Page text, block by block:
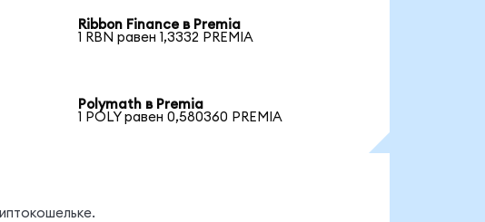
Ribbon Finance в Premia
1 RBN равен 1,3332 PREMIA
Polymath в Premia
1 POLY равен 0,580360 PREMIA